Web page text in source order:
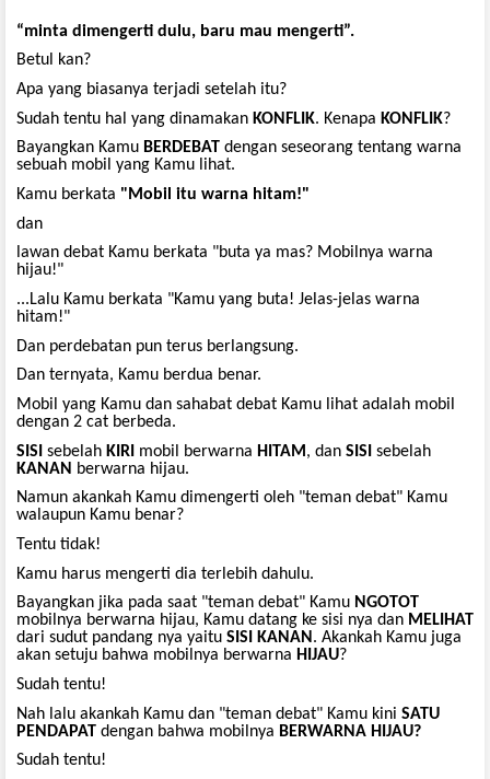
“minta dimengerti dulu, baru mau mengerti”.
Betul kan?
Apa yang biasanya terjadi setelah itu?
Sudah tentu hal yang dinamakan KONFLIK. Kenapa KONFLIK?
Bayangkan Kamu BERDEBAT dengan seseorang tentang warna
sebuah mobil yang Kamu lihat.
Kamu berkata "Mobil itu warna hitam!"
dan
lawan debat Kamu berkata "buta ya mas? Mobilnya warna
hijau!"
...Lalu Kamu berkata "Kamu yang buta! Jelas-jelas warna
hitam!"
Dan perdebatan pun terus berlangsung.
Dan ternyata, Kamu berdua benar.
Mobil yang Kamu dan sahabat debat Kamu lihat adalah mobil
dengan 2 cat berbeda.
SISI sebelah KIRI mobil berwarna HITAM, dan SISI sebelah
KANAN berwarna hijau.
Namun akankah Kamu dimengerti oleh "teman debat" Kamu
walaupun Kamu benar?
Tentu tidak!
Kamu harus mengerti dia terlebih dahulu.
Bayangkan jika pada saat "teman debat" Kamu NGOTOT
mobilnya berwarna hijau, Kamu datang ke sisi nya dan MELIHAT
dari sudut pandang nya yaitu SISI KANAN. Akankah Kamu juga
akan setuju bahwa mobilnya berwarna HIJAU?
Sudah tentu!
Nah lalu akankah Kamu dan "teman debat" Kamu kini SATU
PENDAPAT dengan bahwa mobilnya BERWARNA HIJAU?
Sudah tentu!